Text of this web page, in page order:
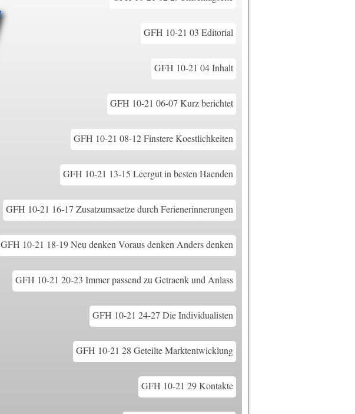
GFH 10-21 03 Editorial
GFH 10-21 04 Inhalt
GFH 10-21 06-07 Kurz berichtet
GFH 10-21 08-12 Finstere Koestlichkeiten
GFH 10-21 13-15 Leergut in besten Haenden
GFH 10-21 16-17 Zusatzumsaetze durch Ferienerinnerungen
GFH 10-21 18-19 Neu denken Voraus denken Anders denken
GFH 10-21 20-23 Immer passend zu Getraenk und Anlass
GFH 10-21 24-27 Die Individualisten
GFH 10-21 28 Geteilte Marktentwicklung
GFH 10-21 29 Kontakte